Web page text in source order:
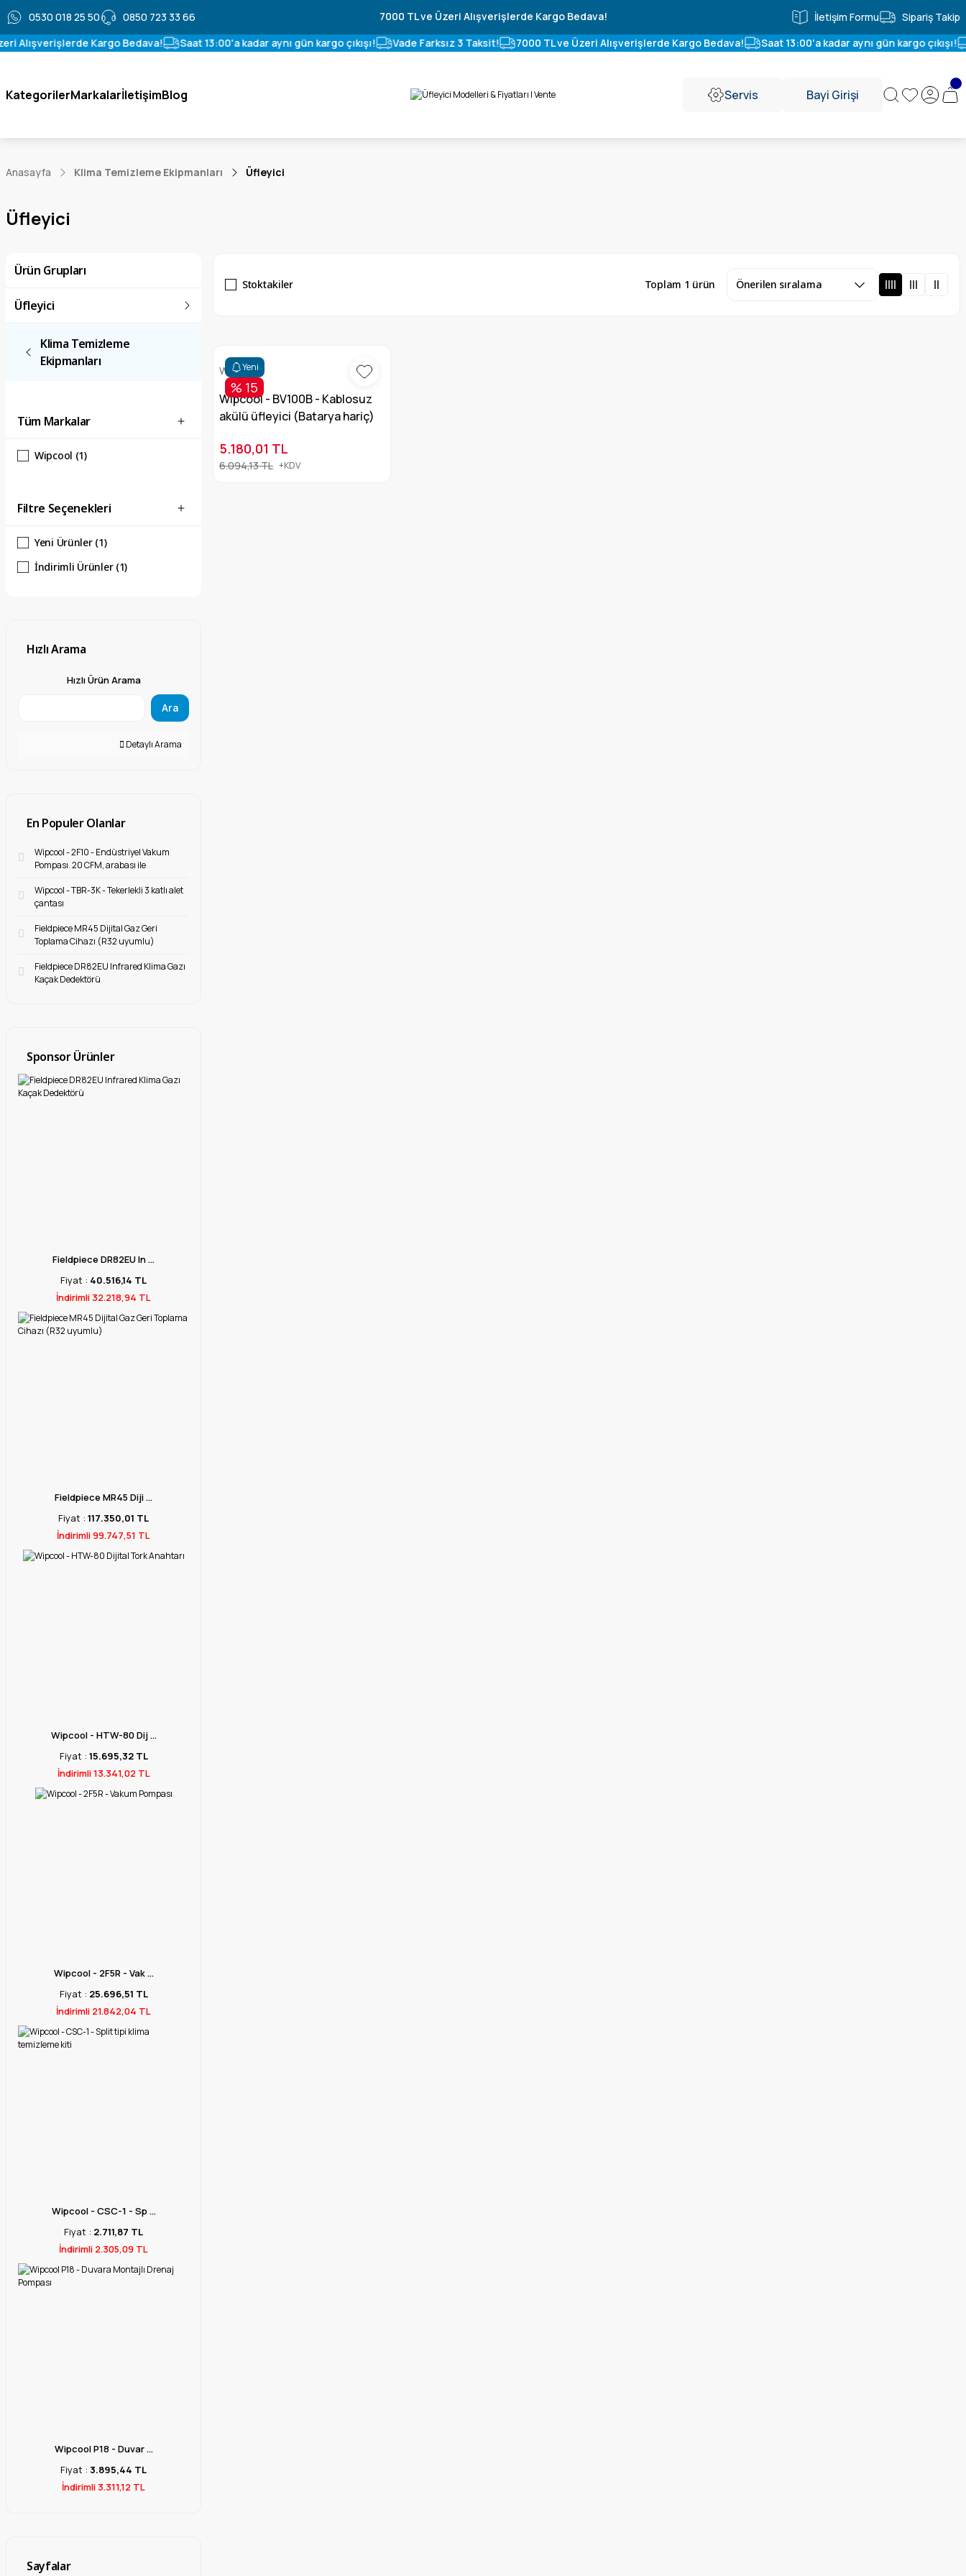
0530 018 25 50 0850 723 33 66 7000 TL ve Üzeri Alışverişlerde Kargo Bedava! İletişim Formu
Sipariş Takip
Alışverişlerde Kargo Bedava!
Saat 13:00'a kadar aynı gün kargo çıkışı! Vade Farksız 3 Taksit! 7000 TL ve Üzeri Alışverişlerde Kargo Bedava! Saat 13:00'a kadar aynı gün kargo çıkışı!
KategorilerMarkalarİletişimBlog Servis Bayi Girişi
Anasayfa Klima Temizleme Ekipmanları Üfleyici
Üfleyici
Ürün Grupları
Üfleyici
Klima Temizleme
Ekipmanları
Tüm Markalar
Wipcool (1)
Filtre Seçenekleri
Yeni Ürünler (1)
İndirimli Ürünler (1)
Hızlı Arama
Hızlı Ürün Arama
Ara
Detaylı Arama
En Populer Olanlar
Wipcool - 2F10 - Endüstriyel Vakum
Pompası. 20 CFM, arabası ile
Wipcool - TBR-3K - Tekerlekli 3 katlı alet
çantası
Fieldpiece MR45 Dijital Gaz Geri
Toplama Cihazı (R32 uyumlu)
Fieldpiece DR82EU Infrared Klima Gazı
Kaçak Dedektörü
Sponsor Ürünler
Fieldpiece DR82EU In ...
Fiyat : 40.516,14 TL
İndirimli 32.218,94 TL
Fieldpiece MR45 Diji ...
Fiyat : 117.350,01 TL
İndirimli 99.747,51 TL
Wipcool - HTW-80 Dij ...
Fiyat : 15.695,32 TL
İndirimli 13.341,02 TL
Wipcool - 2F5R - Vak ...
Fiyat : 25.696,51 TL
İndirimli 21.842,04 TL
Wipcool - CSC-1 - Sp ...
Fiyat : 2.711,87 TL
İndirimli 2.305,09 TL
Wipcool P18 - Duvar ...
Fiyat : 3.895,44 TL
İndirimli 3.311,12 TL
Sayfalar
Stoktakiler Toplam 1 ürün
Yeni
% 15
Wipcool
Wipcool - BV100B - Kablosuz
akülü üfleyici (Batarya hariç)
5.180,01 TL
6.094,13 TL +KDV